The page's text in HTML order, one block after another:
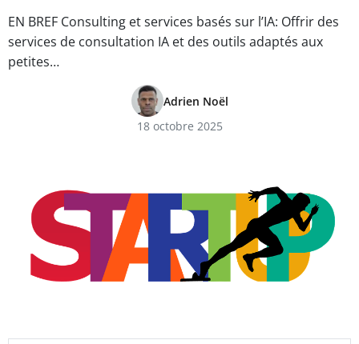
EN BREF Consulting et services basés sur l’IA: Offrir des
services de consultation IA et des outils adaptés aux
petites…
Adrien Noël
18 octobre 2025